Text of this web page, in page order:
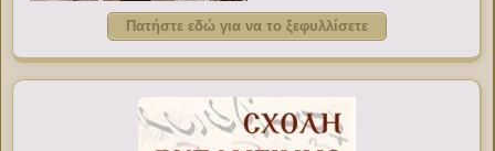
Πατήστε εδώ για να το ξεφυλλίσετε